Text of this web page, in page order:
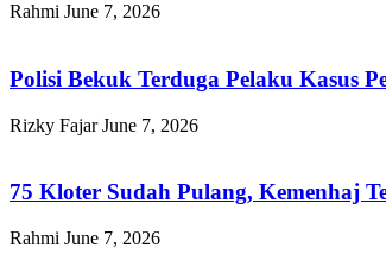
Rahmi June 7, 2026
Polisi Bekuk Terduga Pelaku Kasus
Rizky FajarJune 7, 2026
75 Kloter Sudah Pulang, Kemenhaj
Rahmi June 7, 2026